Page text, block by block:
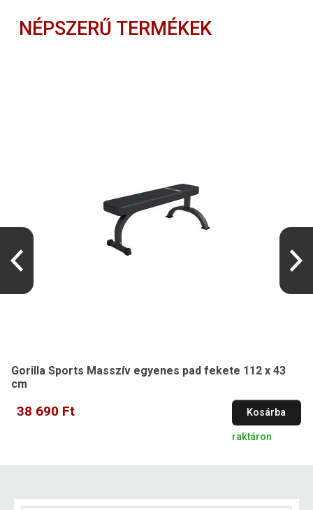
NÉPSZERŰ TERMÉKEK
Gorilla Sports Masszív egyenes pad fekete 112 x 43
cm
38 690 Ft Kosárba
raktáron